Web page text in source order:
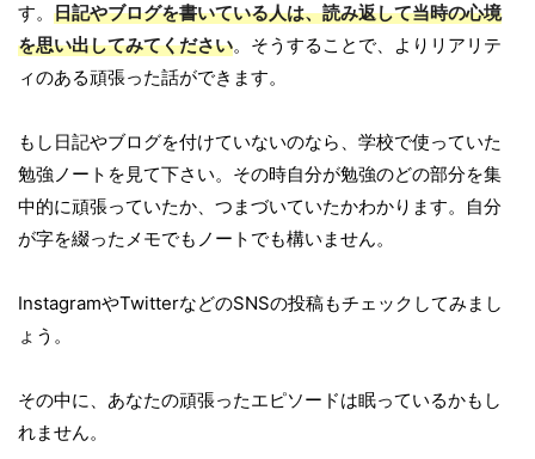
す。 日記やブログを書いている人は、読み返して当時の心境
を思い出してみてください。そうすることで、よりリアリテ
ィのある頑張った話ができます。
もし日記やブログを付けていないのなら、学校で使っていた
勉強ノートを見て下さい。その時自分が勉強のどの部分を集
中的に頑張っていたか、つまづいていたかわかります。自分
が字を綴ったメモでもノートでも構いません。
InstagramやTwitterなどのSNSの投稿もチェックしてみまし
ょう。
その中に、あなたの頑張ったエピソードは眠っているかもし
れません。